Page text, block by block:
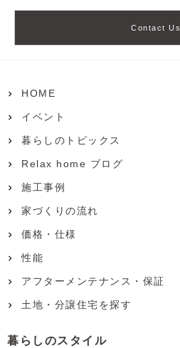
Contact Us
HOME
イベント
暮らしのトピックス
Relax home ブログ
施工事例
家づくりの流れ
価格・仕様
性能
アフターメンテナンス・保証
土地・分譲住宅を探す
暮らしのスタイル